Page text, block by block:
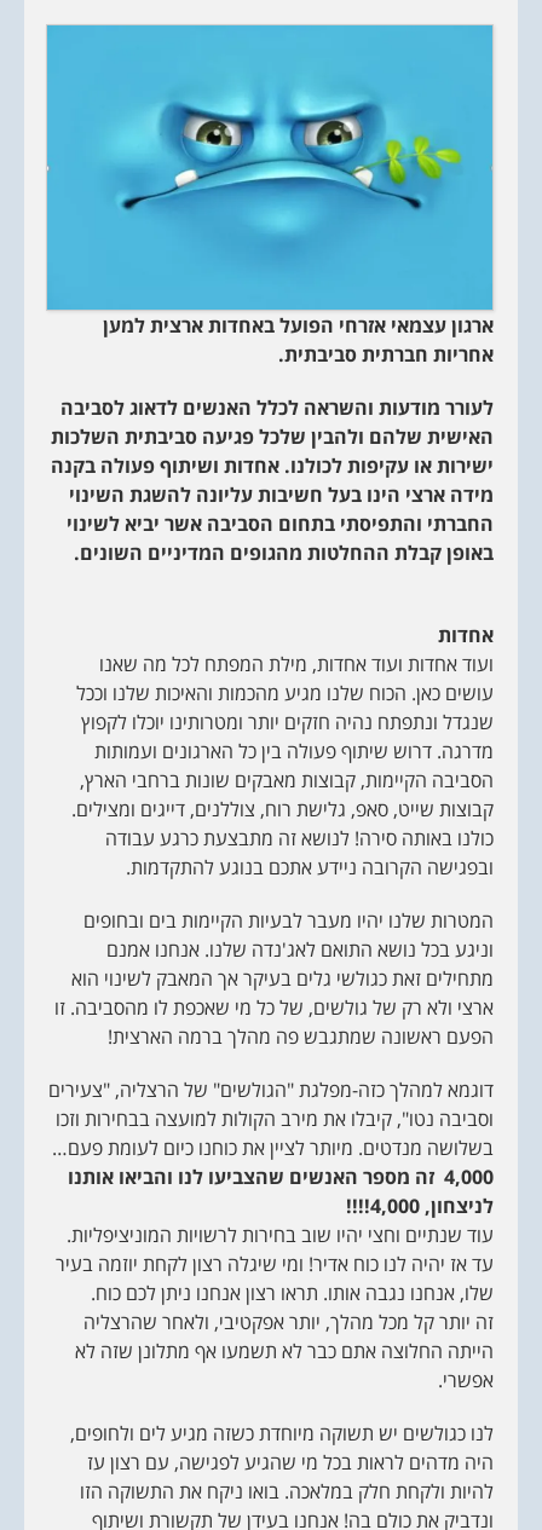
ארגון עצמאי אזרחי הפועל באחדות ארצית למען
אחריות חברתית סביבתית.
לעורר מודעות והשראה לכלל האנשים לדאוג לסביבה
האישית שלהם ולהבין שלכל פגיעה סביבתית השלכות
ישירות או עקיפות לכולנו. אחדות ושיתוף פעולה בקנה
מידה ארצי הינו בעל חשיבות עליונה להשגת השינוי
החברתי והתפיסתי בתחום הסביבה אשר יביא לשינוי
באופן קבלת ההחלטות מהגופים המדיניים השונים.
אחדות
ועוד אחדות ועוד אחדות, מילת המפתח לכל מה שאנו
עושים כאן. הכוח שלנו מגיע מהכמות והאיכות שלנו וככל
שנגדל ונתפתח נהיה חזקים יותר ומטרותינו יוכלו לקפוץ
מדרגה. דרוש שיתוף פעולה בין כל הארגונים ועמותות
הסביבה הקיימות, קבוצות מאבקים שונות ברחבי הארץ,
קבוצות שייט, סאפ, גלישת רוח, צוללנים, דייגים ומצילים.
כולנו באותה סירה! לנושא זה מתבצעת כרגע עבודה
ובפגישה הקרובה ניידע אתכם בנוגע להתקדמות.
המטרות שלנו יהיו מעבר לבעיות הקיימות בים ובחופים
וניגע בכל נושא התואם לאג'נדה שלנו. אנחנו אמנם
מתחילים זאת כגולשי גלים בעיקר אך המאבק לשינוי הוא
ארצי ולא רק של גולשים, של כל מי שאכפת לו מהסביבה. זו
הפעם ראשונה שמתגבש פה מהלך ברמה הארצית!
דוגמא למהלך כזה-מפלגת "הגולשים" של הרצליה, "צעירים
וסביבה נטו", קיבלו את מירב הקולות למועצה בבחירות וזכו
בשלושה מנדטים. מיותר לציין את כוחנו כיום לעומת פעם…
4,000 זה מספר האנשים שהצביעו לנו והביאו אותנו
לניצחון, 4,000
!!!!
עוד שנתיים וחצי יהיו שוב בחירות לרשויות המוניציפליות.
עד אז יהיה לנו כוח אדיר! ומי שיגלה רצון לקחת יוזמה בעיר
שלו, אנחנו נגבה אותו. תראו רצון אנחנו ניתן לכם כוח.
זה יותר קל מכל מהלך, יותר אפקטיבי, ולאחר שהרצליה
הייתה החלוצה אתם כבר לא תשמעו אף מתלונן שזה לא
אפשרי.
לנו כגולשים יש תשוקה מיוחדת כשזה מגיע לים ולחופים,
היה מדהים לראות בכל מי שהגיע לפגישה, עם רצון עז
להיות ולקחת חלק במלאכה. בואו ניקח את התשוקה הזו
ונדביק את כולם בה! אנחנו בעידן של תקשורת ושיתוף